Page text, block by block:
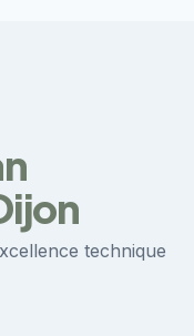
technique